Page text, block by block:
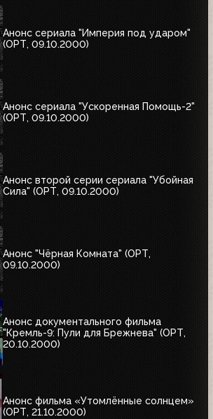
Анонс сериала "Империя под ударом"
(ОРТ, 09.10.2000)
Анонс сериала "Ускоренная Помощь-2"
(ОРТ, 09.10.2000)
Анонс второй серии сериала "Убойная
Сила" (ОРТ, 09.10.2000)
Анонс "Чёрная Комната" (ОРТ,
09.10.2000)
Анонс документального фильма
"Кремль-9: Пули для Брежнева" (ОРТ,
20.10.2000)
Анонс фильма «Утомлённые солнцем»
(ОРТ, 21.10.2000)